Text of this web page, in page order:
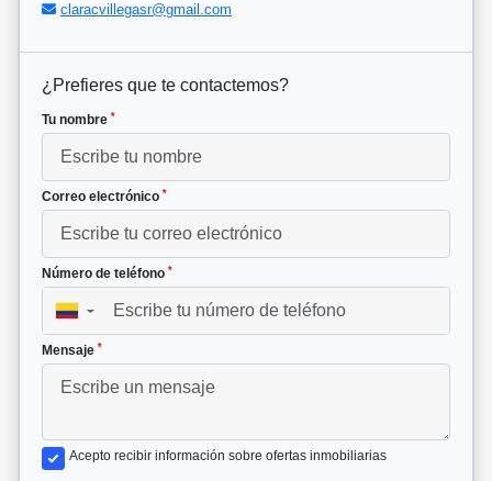
claracvillegasr@gmail.com
¿Prefieres que te contactemos?
Tu nombre *
Correo electrónico *
Número de teléfono *
▼
Mensaje *
Acepto recibir información sobre ofertas inmobiliarias